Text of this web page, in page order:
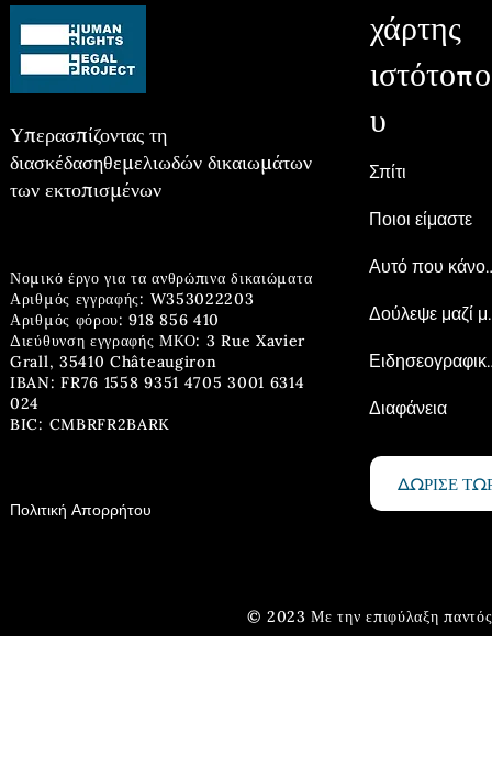
Υπερασπίζοντας τη
διασκέδασηθεμελιωδών δικαιωμάτων
των εκτοπισμένων
Νομικό έργο για τα ανθρώπινα δικαιώματα
Αριθμός εγγραφής: W353022203
Αριθμός φόρου: 918 856 410
Διεύθυνση εγγραφής ΜΚΟ: 3 Rue Xavier
Grall, 35410 Châteaugiron
IBAN: FR76 1558 9351 4705 3001 6314
024
BIC: CMBRFR2BARK
Πολιτική Απορρήτου
χάρτης
ιστότοπο
υ
Σπίτι
Ποιοι είμαστε
Αυτό
Διαφάνεια
ΔΩΡΙΣΕ
© 2023 Με την επιφύλαξη